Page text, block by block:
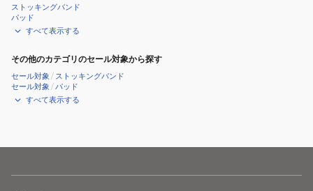
ストッキングバンド
パッド
すべて表示する
その他のカテゴリのセール対象から探す
セール対象 / ストッキングバンド
セール対象 /パッド
すべて表示する